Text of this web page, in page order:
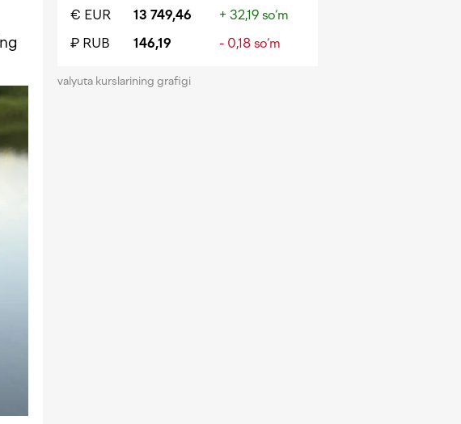
€ EUR
13 749,46
+ 32,19 so‘m
₽ RUB
146,19 - 0,18 so‘m
valyuta kurslarining grafigi